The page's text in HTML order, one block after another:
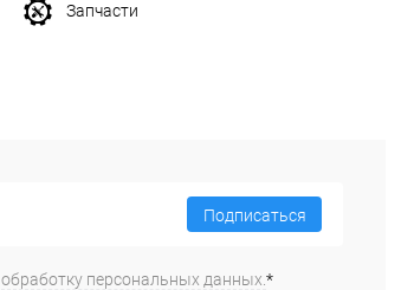
Запчасти
Подписаться
обработку персональных данных. *